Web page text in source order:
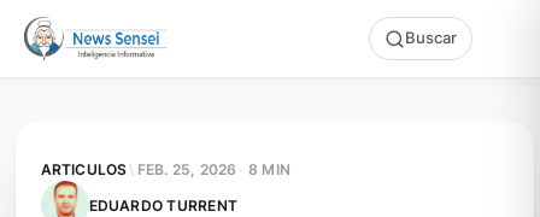
Buscar
ARTICULOS\ FEB. 25, 2026 · 8 MIN
EDUARDO TURRENT